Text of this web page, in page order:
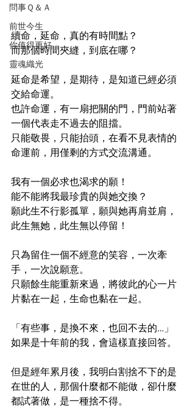
問事Ｑ＆Ａ
前世今生
你值得更好
靈魂織光
續命，延命，真的有時間點？
而那個時間夾縫，到底在哪？
延命是希望，是期待，是知道已經必須
交給命運。
也許命運，有一扇把關的門，門前站著
一個代表走不過去的阻擋。
只能敬畏，只能抬頭，在看不見表情的
命運前，用僅剩的方式交流溝通。
我有一個必求也渴求的願！
能不能將我最珍貴的與她交換？
願此生不行影孤單，願與她再肩並肩，
此生無她，此生無以停留！
只為留住一個不經意的笑容，一次牽
手，一次說願意。
只願餘生能重新來過，將彼此的心一片
片黏在一起，生命也黏在一起。
「有些事，是換不來，也回不去的…」
如果是十年前的我，會這樣直接回答。
但是經年累月後，我明白割捨不下的是
在世的人，那個什麼都不能做，卻什麼
都試著做，是一種捨不得。